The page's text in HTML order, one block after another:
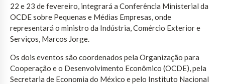
22 e 23 de fevereiro, integrará a Conferência Ministerial da
OCDE sobre Pequenas e Médias Empresas, onde
representará o ministro da Indústria, Comércio Exterior e
Serviços, Marcos Jorge.
Os dois eventos são coordenados pela Organização para
Cooperação e o Desenvolvimento Econômico (OCDE), pela
Secretaria de Economia do México e pelo Instituto Nacional